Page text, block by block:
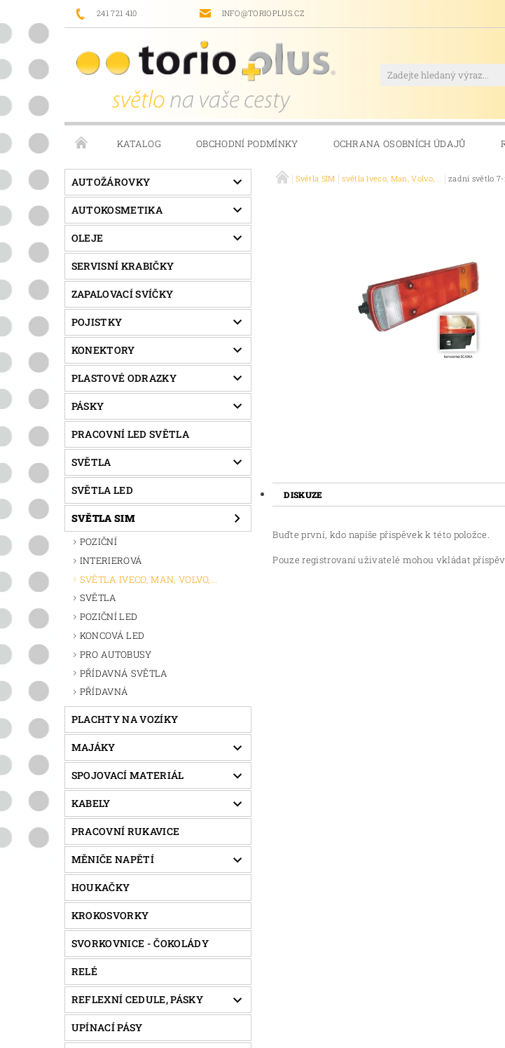
241 721 410 INFO@TORIOPLUS.CZ
KATALOG OBCHODNÍ PODMÍNKY OCHRANA OSOBNÍCH ÚDAJŮ
PRODÁVANÉ ZNAČKY NAPIŠTE NÁM
AUTOŽÁROVKY
AUTOKOSMETIKA
OLEJE
SERVISNÍ KRABIČKY
ZAPALOVACÍ SVÍČKY
POJISTKY
KONEKTORY
PLASTOVÉ ODRAZKY
PÁSKY
PRACOVNÍ LED SVĚTLA
SVĚTLA
SVĚTLA LED
SVĚTLA SIM
POZIČNÍ
INTERIEROVÁ
SVĚTLA IVECO, MAN, VOLVO,...
SVĚTLA
POZIČNÍ LED
KONCOVÁ LED
PRO AUTOBUSY
PŘÍDAVNÁ SVĚTLA
PŘÍDAVNÁ
PLACHTY NA VOZÍKY
MAJÁKY
SPOJOVACÍ MATERIÁL
KABELY
PRACOVNÍ RUKAVICE
MĚNIČE NAPĚTÍ
HOUKAČKY
KROKOSVORKY
SVORKOVNICE - ČOKOLÁDY
RELÉ
REFLEXNÍ CEDULE, PÁSKY
UPÍNACÍ PÁSY
Světla SIM světla Iveco, Man, Volvo,... zadní světlo
DISKUZE
Buďte první, kdo napíše příspěvek k této položce.
Pouze registrovaní uživatelé mohou vkládat